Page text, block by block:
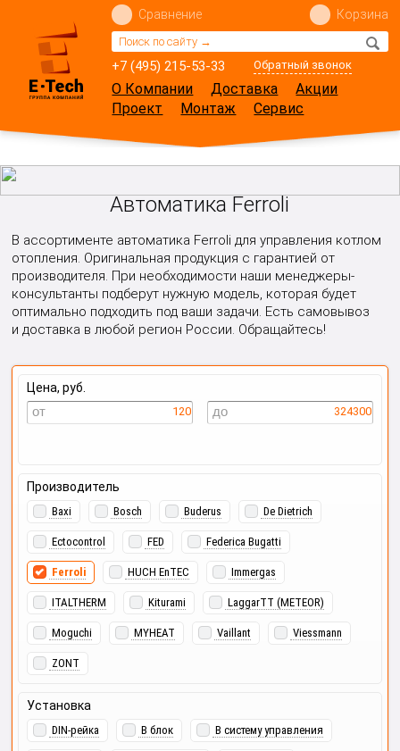
+7 (495) 215-53-33 Обратный звонок
Сравнение Корзина
О Компании Доставка
Акции
Проект
Монтаж Сервис
Автоматика Ferroli
В ассортименте автоматика Ferroli для управления котлом
отопления. Оригинальная продукция с гарантией от
производителя. При необходимости наши менеджеры-
консультанты подберут нужную модель, которая будет
оптимально подходить под ваши задачи. Есть самовывоз
и доставка в любой регион России. Обращайтесь!
Цена, руб.
120 324300
Производитель
Baxi Bosch Buderus De Dietrich
Ectocontrol FED Federica Bugatti
Ferroli HUCH EnTEC Immergas
ITALTHERM Kiturami LaggarTT (METEOR)
Moguchi MYHEAT Vaillant Viessmann
ZONT
Установка
DIN-рейка В блок В систему управления